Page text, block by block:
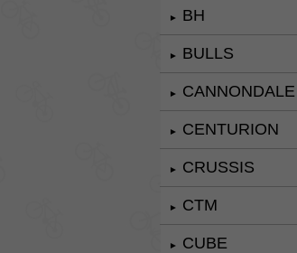
► BH
► BULLS
► CANNONDALE
► CENTURION
► CRUSSIS
► CTM
► CUBE